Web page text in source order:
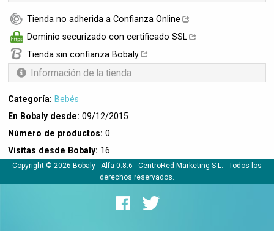
Tienda no adherida a Confianza Online
Dominio securizado con certificado SSL
Tienda sin confianza Bobaly
Información de la tienda
Categoría: Bebés
En Bobaly desde: 09/12/2015
Número de productos: 0
Visitas desde Bobaly: 16
Copyright © 2026 Bobaly - Alfa 0.8.6 - CentroRed Marketing S.L. - Todos los
derechos reservados.